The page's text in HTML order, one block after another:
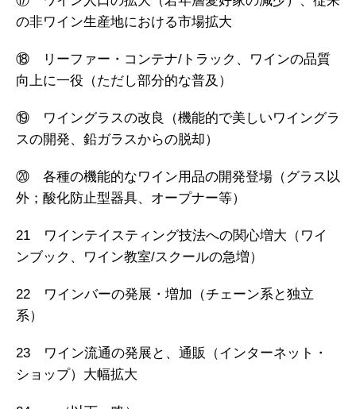
の非ワイン生産地における市場拡大
⑱ リーファー・コンテナ/トラック、ワインの品質
向上に一役（ただし部分的な普及）
⑲ ワイングラスの改良（機能的で美しいワイングラ
スの開発、鉛ガラスからの脱却）
⑳ 各種の機能的なワイン用品の開発登場（グラス以
外；酸化防止型器具、オープナー等）
21 ワインテイスティング技法への関心増大（ワイ
ンブック、ワイン教室/スクールの急増）
22 ワインバーの発展・増加（チェーン系と独立
系）
23 ワイン流通の発展と、通販（インターネット・
ショップ）大幅拡大